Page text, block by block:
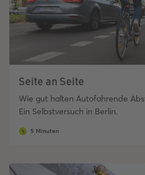
Seite an Seite
Wie gut halten Autofahrende
Ein Selbstversuch in Berlin.
5 Minuten